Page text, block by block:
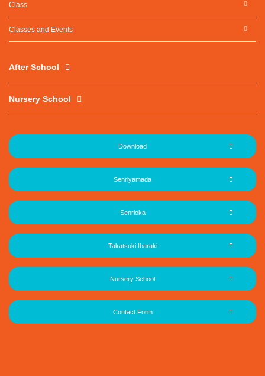
Class
Classes and Events
After School
Nursery School
Download
Senriyamada
Senrioka
Takatsuki Ibaraki
Nursery School
Contact Form